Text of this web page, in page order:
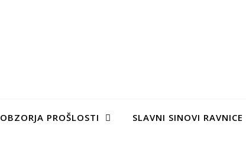
OBZORJA PROŠLOSTI SLAVNI SINOVI RAVNICE